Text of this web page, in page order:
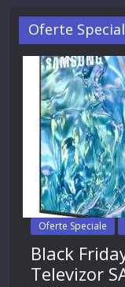
Oferte
Oferte Speciale
Black
Televizor